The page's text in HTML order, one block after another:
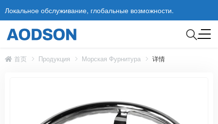
Локальное обслуживание, глобальные возможности.
首页 Продукция Морская Фурнитура 详情